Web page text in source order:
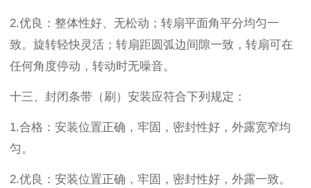
2.优良：整体性好、无松动；转扇平面角平分均匀一
致。旋转轻快灵活；转扇距圆弧边间隙一致，转扇可在
任何角度停动，转动时无噪音。
十三、 封闭条带（刷）安装应符合下列规定：
1.合格：安装位置正确，牢固，密封性好，外露宽窄均
匀。
2.优良：安装位置正确，牢固，密封性好，外露一致。